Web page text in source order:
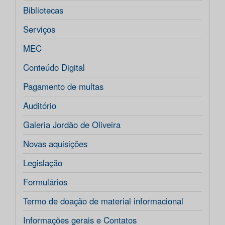
Bibliotecas
Serviços
MEC
Conteúdo Digital
Pagamento de multas
Auditório
Galeria Jordão de Oliveira
Novas aquisições
Legislação
Formulários
Termo de doação de material informacional
Informações gerais e Contatos